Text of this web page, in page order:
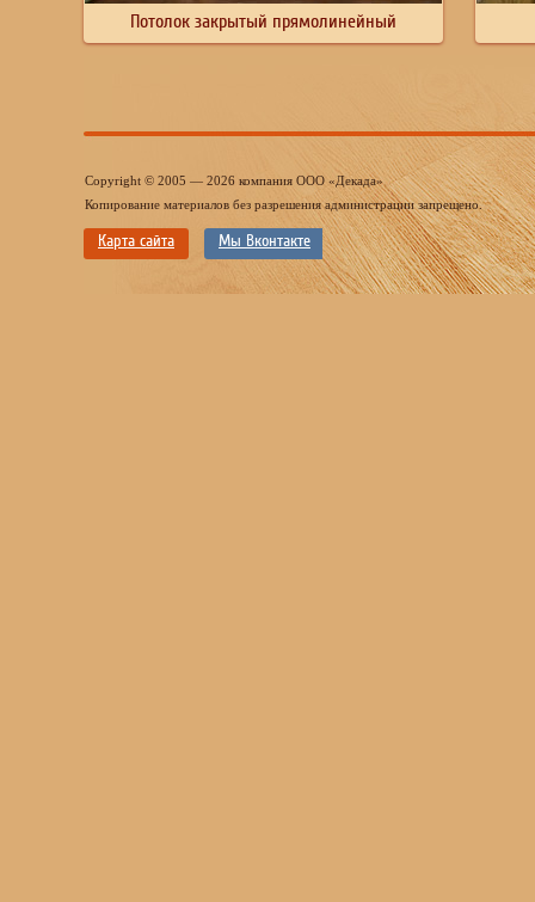
Потолок закрытый прямолинейный
Copyright © 2005 — 2026 компания ООО «Декада»
Копирование материалов без разрешения администрации запрещено.
Карта сайта Мы Вконтакте